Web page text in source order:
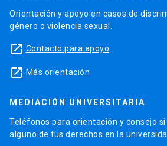
Orientación y apoyo en casos de
género o violencia sexual.
launch Contacto para apoyo
launch Más orientación
MEDIACIÓN UNIVERSITARIA
Teléfonos para orientación y consejo
alguno de tus derechos en la